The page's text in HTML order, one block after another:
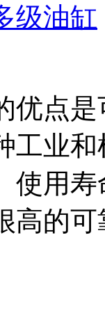
级油缸
优点
工业
使用
高的